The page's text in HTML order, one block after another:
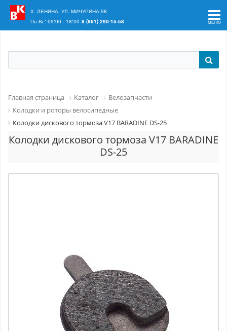
Ваш регион:
Х. ЛЕНИНА, УЛ. МИЧУРИНА 98
Пн-Вс: 09:00 - 18:00 8 (861) 290-15-58
Главная страница Каталог
Велозапчасти
Колодки и роторы велосипедные
Колодки дискового тормоза V17 BARADINE DS-25
Колодки дискового тормоза V17 BARADINE
DS-25